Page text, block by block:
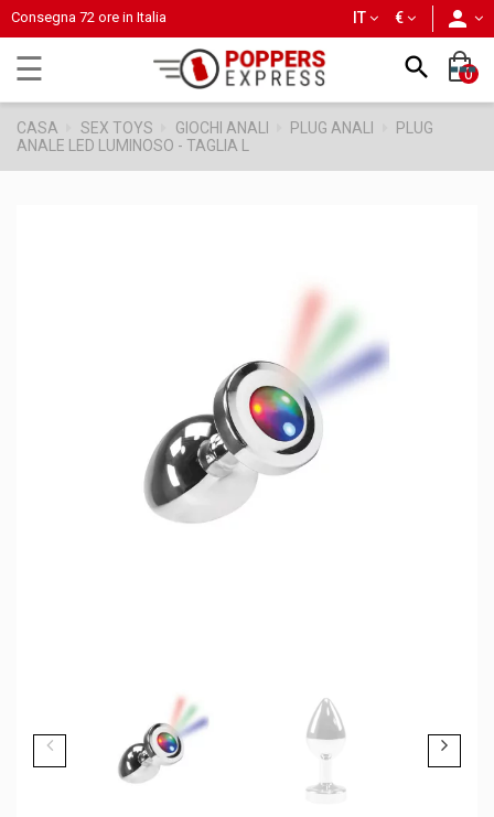
Consegna 72 ore in Italia €
IT
navigazione
Toggle
☰  0
CASA SEX TOYS GIOCHI ANALI PLUG ANALI
PLUG
ANALE LED LUMINOSO - TAGLIA L